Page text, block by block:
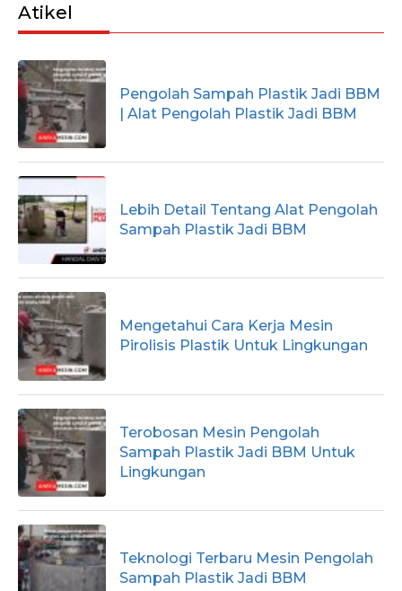
Atikel
Pengolah Sampah Plastik Jadi BBM
| Alat Pengolah Plastik Jadi BBM
Lebih Detail Tentang Alat Pengolah
Sampah Plastik Jadi BBM
Mengetahui Cara Kerja Mesin
Pirolisis Plastik Untuk Lingkungan
Terobosan Mesin Pengolah
Sampah Plastik Jadi BBM Untuk
Lingkungan
Teknologi Terbaru Mesin Pengolah
Sampah Plastik Jadi BBM